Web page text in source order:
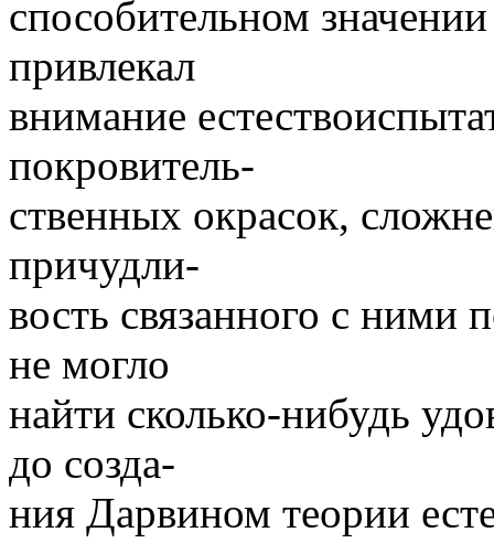
способительном
привлекал
внимание
покровитель-
ственных окрасок,
причудли-
вость связанного с
не могло
найти сколько-нибудь
до созда-
ния Дарвином теории